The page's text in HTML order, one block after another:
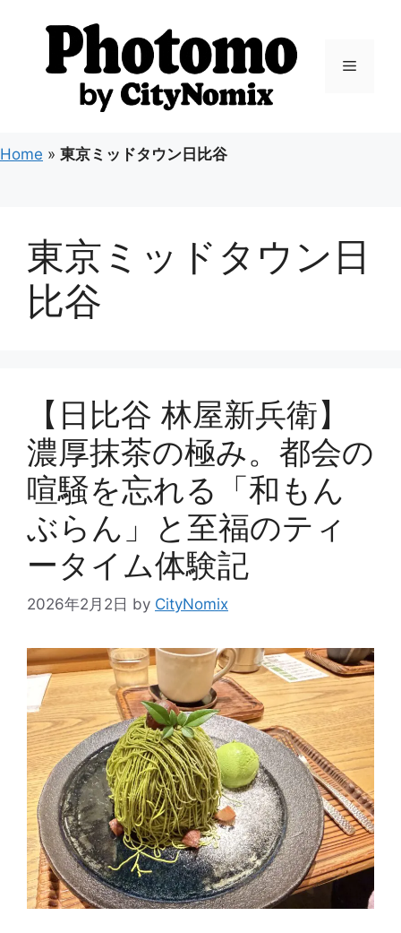
ス
キ
メ
Home » 東京ミッドタウン日比谷
東京ミッドタウン日
比谷
【日比谷 林屋新兵衛】
濃厚抹茶の極み。都会の
喧騒を忘れる「和もん
ぶらん」と至福のティ
ータイム体験記
2026年2月2日 by CityNomix